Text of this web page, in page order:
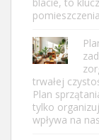
blacie, to
trwałej
Plan
tylko
wpływa na